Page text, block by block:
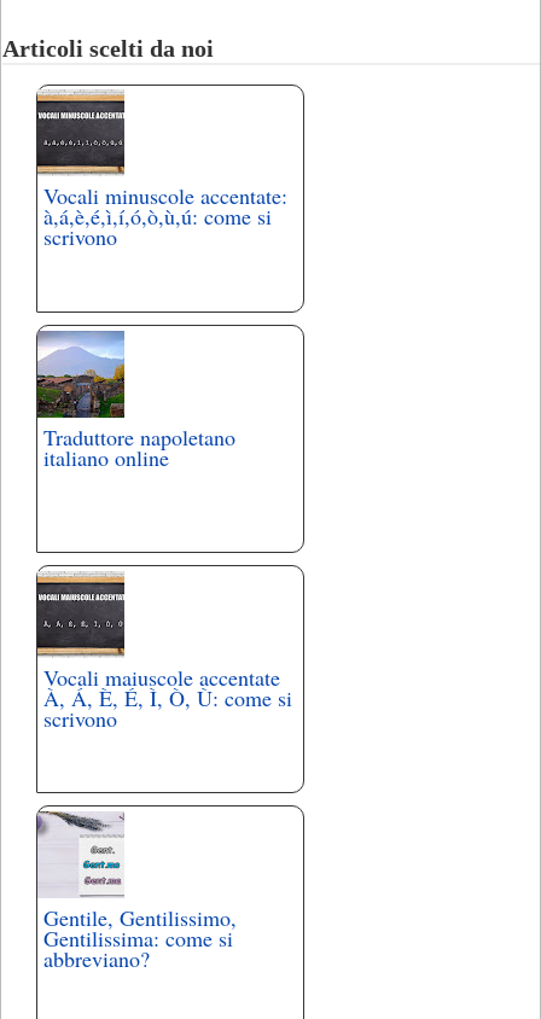
Articoli scelti da noi
Vocali minuscole accentate:
à,á,è,é,ì,í,ó,ò,ù,ú: come si
scrivono
Traduttore napoletano
italiano online
Vocali maiuscole accentate
À, Á, È, É, Ì, Ò, Ù: come si
scrivono
Gentile, Gentilissimo,
Gentilissima: come si
abbreviano?